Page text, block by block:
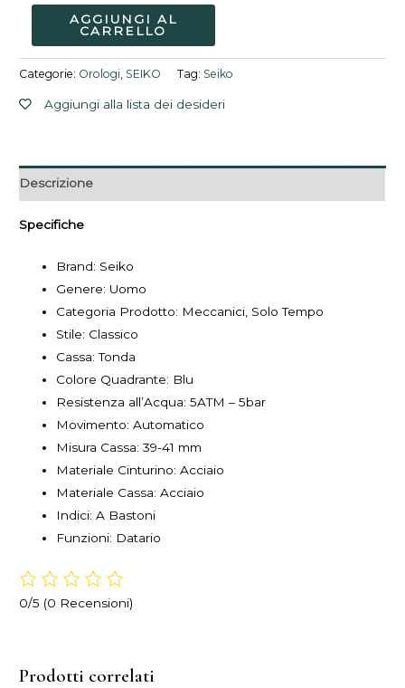
AGGIUNGI AL
CARRELLO
Categorie: Orologi, SEIKO Tag: Seiko
Aggiungi alla lista dei desideri
Descrizione
Specifiche
Brand: Seiko
Genere: Uomo
Categoria Prodotto: Meccanici, Solo Tempo
Stile: Classico
Cassa: Tonda
Colore Quadrante: Blu
Resistenza all’Acqua: 5ATM – 5bar
Movimento: Automatico
Misura Cassa: 39-41 mm
Materiale Cinturino: Acciaio
Materiale Cassa: Acciaio
Indici: A Bastoni
Funzioni: Datario
0/5 (0 Recensioni)
Prodotti correlati